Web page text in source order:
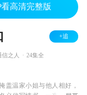
高清完整版
+追
之人 24集全
盖温家小姐与他人相好，